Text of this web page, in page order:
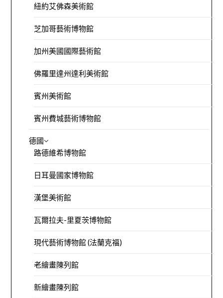
紐約艾佛森美術館
芝加哥藝術博物館
加州美國國際藝術館
佛羅里達州達利美術館
賓州美術館
賓州費城藝術博物館
德國
路德維希博物館
日耳曼國家博物館
漢堡美術館
瓦爾拉夫-里夏茨博物館
現代藝術博物館 (法蘭克福)
老繪畫陳列館
新繪畫陳列館